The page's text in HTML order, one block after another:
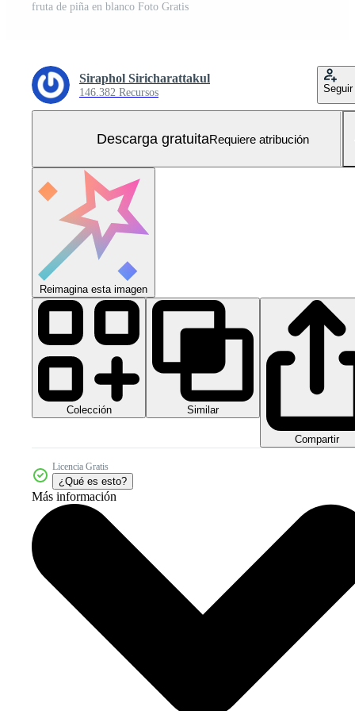
fruta de piña en blanco Foto Gratis
Siraphol Siricharattakul
146.382 Recursos Seguir
Descarga gratuitaRequiere atribución
Reimagina esta imagen
Colección Similar
Compartir
Licencia Gratis
¿Qué es esto?
Más información